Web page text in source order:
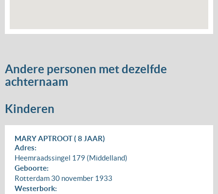
Andere personen met dezelfde
achternaam
Kinderen
MARY APTROOT ( 8 JAAR)
Adres:
Heemraadssingel 179 (Middelland)
Geboorte:
Rotterdam 30 november 1933
Westerbork: